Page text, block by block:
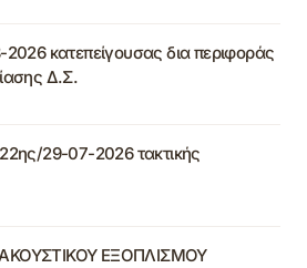
κατεπείγουσας δια περιφοράς
Δ.Σ.
29-07-2026 τακτικής
ΕΞΟΠΛΙΣΜΟΥ